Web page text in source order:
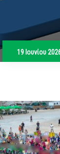
19 Ιουνίου